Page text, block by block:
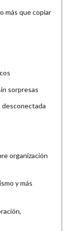
más que copiar
sorpresas
desconectada
organización
y más